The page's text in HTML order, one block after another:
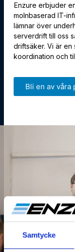
Samtycke
Enzure erbjuder
molnbaserad IT-
lämnar över
serverdrift till oss
driftsäker. Vi är
koordination och
Bli en av våra